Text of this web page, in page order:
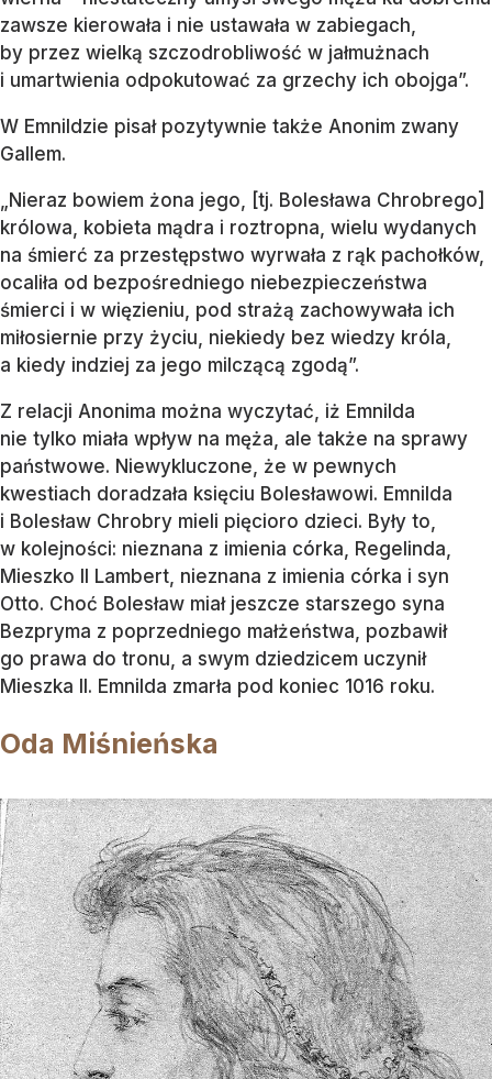
zawsze kierowała i nie ustawała w zabiegach,
by przez wielką szczodrobliwość w jałmużnach
i umartwienia odpokutować za grzechy ich obojga”.
W Emnildzie pisał pozytywnie także Anonim zwany
Gallem.
„Nieraz bowiem żona jego, [tj. Bolesława Chrobrego]
królowa, kobieta mądra i roztropna, wielu wydanych
na śmierć za przestępstwo wyrwała z rąk pachołków,
ocaliła od bezpośredniego niebezpieczeństwa
śmierci i w więzieniu, pod strażą zachowywała ich
miłosiernie przy życiu, niekiedy bez wiedzy króla,
a kiedy indziej za jego milczącą zgodą”.
Z relacji Anonima można wyczytać, iż Emnilda
nie tylko miała wpływ na męża, ale także na sprawy
państwowe. Niewykluczone, że w pewnych
kwestiach doradzała księciu Bolesławowi. Emnilda
i Bolesław Chrobry mieli pięcioro dzieci. Były to,
w kolejności: nieznana z imienia córka, Regelinda,
Mieszko II Lambert, nieznana z imienia córka i syn
Otto. Choć Bolesław miał jeszcze starszego syna
Bezpryma z poprzedniego małżeństwa, pozbawił
go prawa do tronu, a swym dziedzicem uczynił
Mieszka II. Emnilda zmarła pod koniec 1016 roku.
Oda Miśnieńska